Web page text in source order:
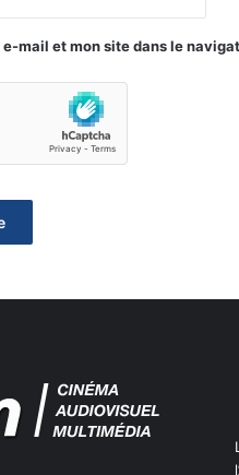
mail et mon site dans le